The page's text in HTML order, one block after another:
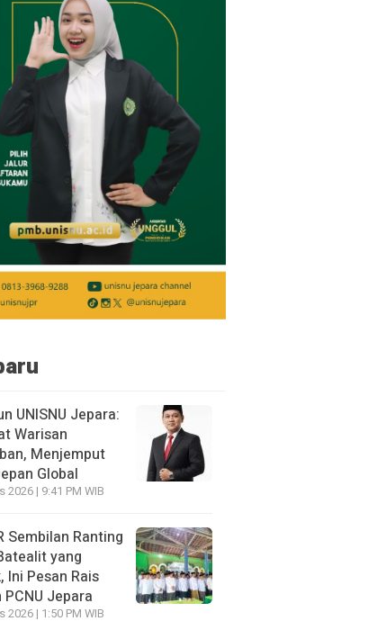
UNISNU Jepara:
Warisan
Menjemput
Global
2026 | 9:41 PM WIB
Sembilan Ranting
yang
Ini Pesan Rais
PCNU Jepara
2026 | 1:50 PM WIB